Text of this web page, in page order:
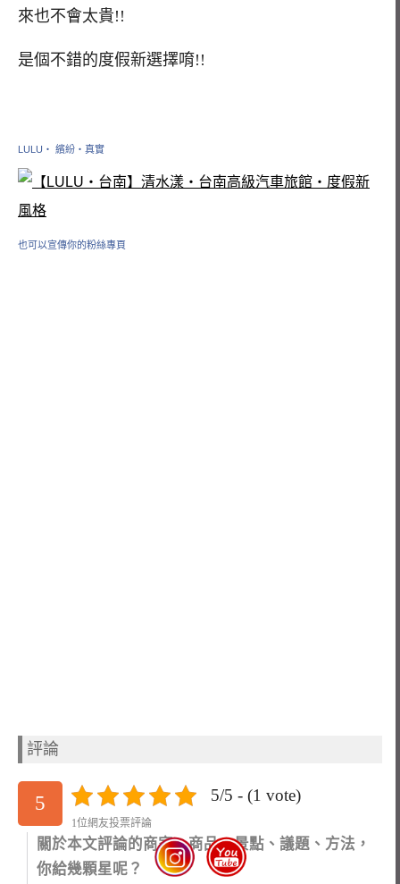
來也不會太貴!!
是個不錯的度假新選擇唷!!
LULU‧ 繽紛‧真實
也可以宣傳你的粉絲專頁
評論
5 5/5 - (1 vote)
1位網友投票評論
關於本文評論的商家、商品、景點、議題、方法，
你給幾顆星呢？